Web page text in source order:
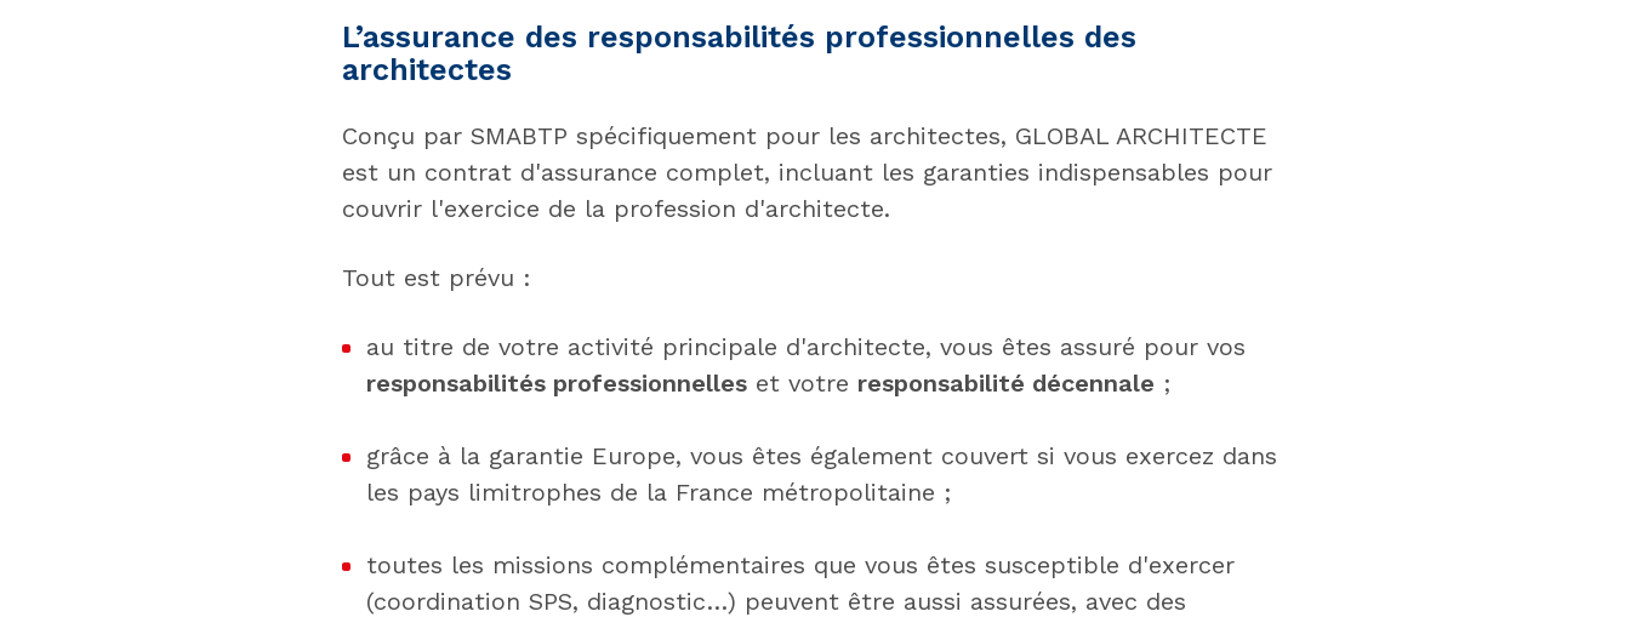
L’assurance des responsabilités professionnelles des
architectes
Conçu par SMABTP spécifiquement pour les architectes, GLOBAL ARCHITECTE
est un contrat d'assurance complet, incluant les garanties indispensables pour
couvrir l'exercice de la profession d'architecte.
Tout est prévu :
au titre de votre activité principale d'architecte, vous êtes assuré pour vos
responsabilités professionnelles et votre responsabilité décennale ;
grâce à la garantie Europe, vous êtes également couvert si vous exercez dans
les pays limitrophes de la France métropolitaine ;
toutes les missions complémentaires que vous êtes susceptible d'exercer
(coordination SPS, diagnostic…) peuvent être aussi assurées, avec des